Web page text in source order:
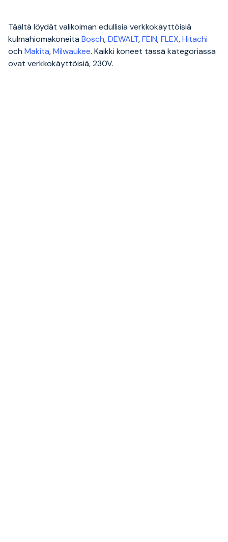
Täältä löydät valikoiman edullisia verkkokäyttöisiä
kulmahiomakoneita Bosch,DEWALT,FEIN,FLEX,Hitachi
och Makita,Milwaukee. Kaikki koneet tässä kategoriassa
ovat verkkokäyttöisiä, 230V.